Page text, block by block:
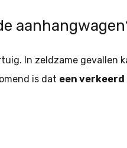
In zeldzame gevallen
is dat een verkeerd